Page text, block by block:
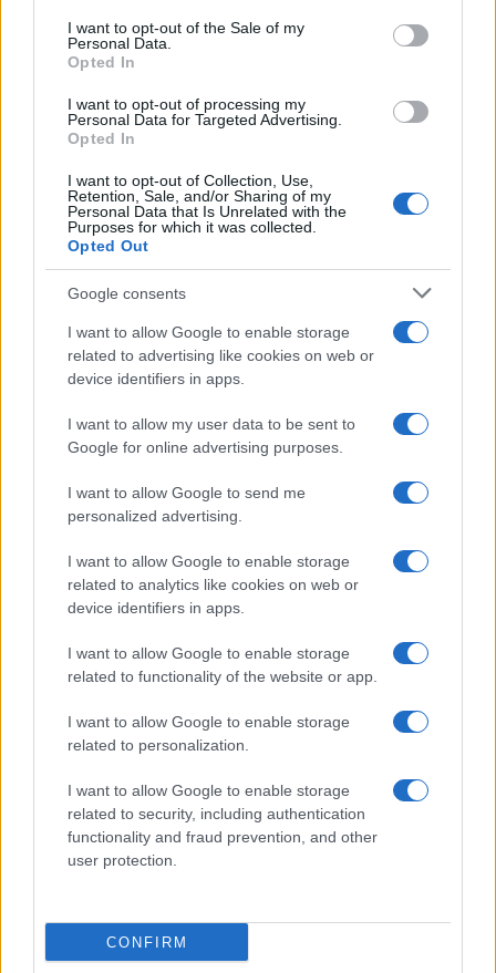
services and may gather and store information including but
not limited to your visit or usage behaviour. You may click to
grant or deny consent to Google and its third-party tags to
consent section.
I want to opt-out of the Sale of my
Personal Data.
Opted In
I want to opt-out of processing my
Personal Data for Targeted Advertising.
Opted In
I want to opt-out of Collection, Use,
Retention, Sale, and/or Sharing of my
Personal Data that Is Unrelated with the
Purposes for which it was collected.
Opted Out
Google consents
I want to allow Google to enable storage
related to advertising like cookies on web or
device identifiers in apps.
I want to allow my user data to be sent to
Google for online advertising purposes.
I want to allow Google to send me
personalized advertising.
I want to allow Google to enable storage
related to analytics like cookies on web or
device identifiers in apps.
I want to allow Google to enable storage
related to functionality of the website or app.
I want to allow Google to enable storage
related to personalization.
I want to allow Google to enable storage
related to security, including authentication
functionality and fraud prevention, and other
user protection.
CONFIRM
Tutti i diritti riservati
Chi siamo
Contatti
Privacy policy
Disattiva / attiva
Numero Partita IVA: 03991910716
Grazie per leggerci e per seguirci sempre: puoi
l'argomento su cui hai dubbi o contattandoci su
Facebook. Buona navigazione e buono studio!